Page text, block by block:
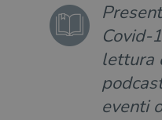
Covid-
lettura
eventi